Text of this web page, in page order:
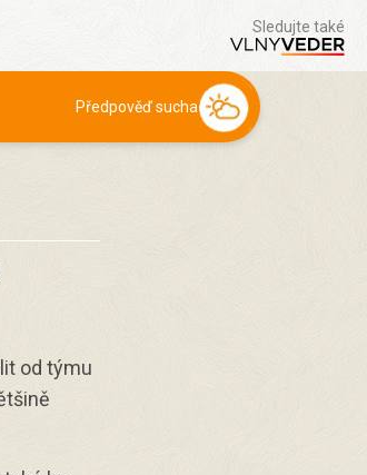
Sledujte také
Předpověď sucha
od týmu